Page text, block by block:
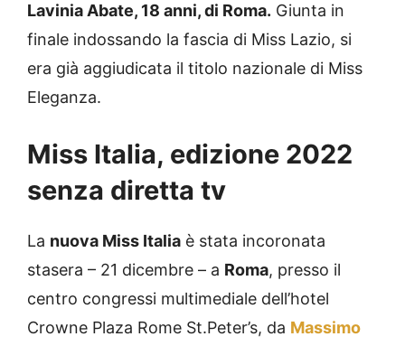
Lavinia Abate, 18 anni, di Roma. Giunta in
finale indossando la fascia di Miss Lazio, si
era già aggiudicata il titolo nazionale di Miss
Eleganza.
Miss Italia, edizione 2022
senza diretta tv
La nuova Miss Italia è stata incoronata
stasera – 21 dicembre – a Roma, presso il
centro congressi multimediale dell’hotel
Crowne Plaza Rome St.Peter’s, da Massimo